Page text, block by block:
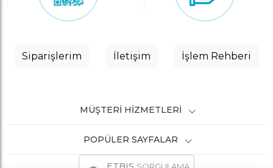
Siparişlerim İletişim İşlem Rehberi
MÜŞTERI HIZMETLERI
POPÜLER SAYFALAR